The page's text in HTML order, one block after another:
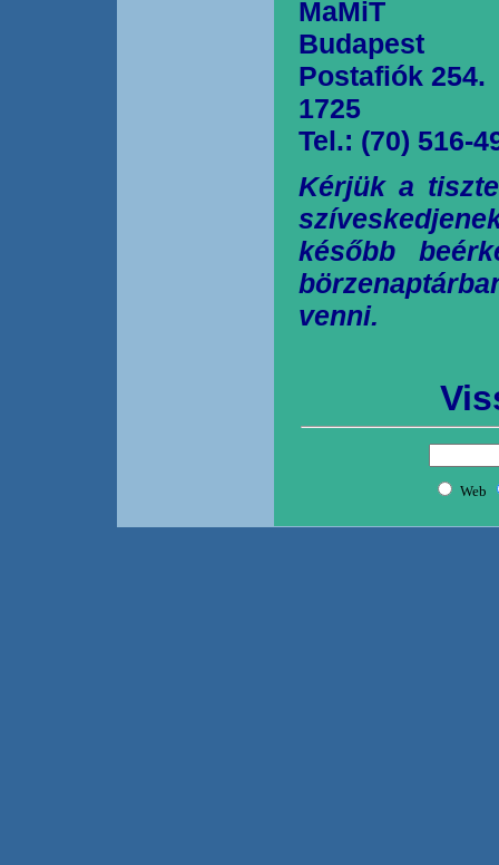
MaMiT
Budapest
Postafiók 254.
1725
Tel.: (70) 516-
Kérjük a
később
venni.